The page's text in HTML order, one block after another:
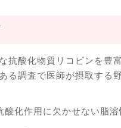
抗酸化物質リコピンを豊
る調査で医師が摂取する
酸化作用に欠かせない脂